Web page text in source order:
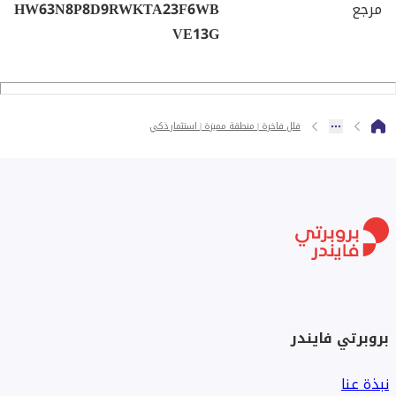
مرجع
HW63N8P8D9RWKTA23F6WB
VE13G
فلل فاخرة | منطقة مميزة | استثمار ذكي
بروبرتي فايندر
نبذة عنا